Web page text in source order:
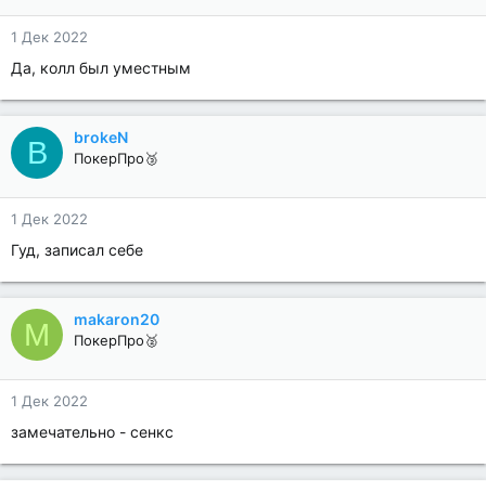
1 Дек 2022
Да, колл был уместным
B brokeN
ПокерПро🥉
1 Дек 2022
Гуд, записал себе
M makaron20
ПокерПро🥈
1 Дек 2022
замечательно - сенкс